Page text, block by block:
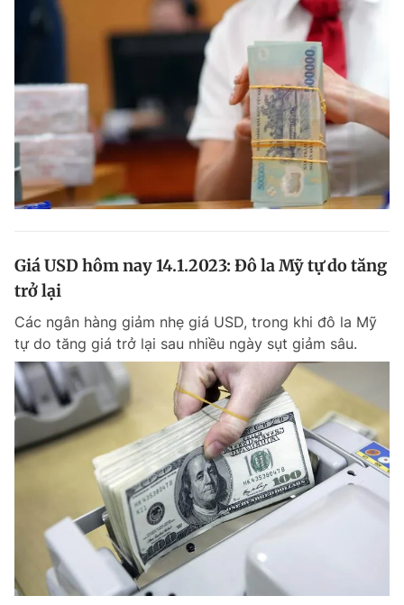
Giá USD hôm nay 14.1.2023: Đô la Mỹ tự do tăng
trở lại
Các ngân hàng giảm nhẹ giá USD, trong khi đô la Mỹ
tự do tăng giá trở lại sau nhiều ngày sụt giảm sâu.